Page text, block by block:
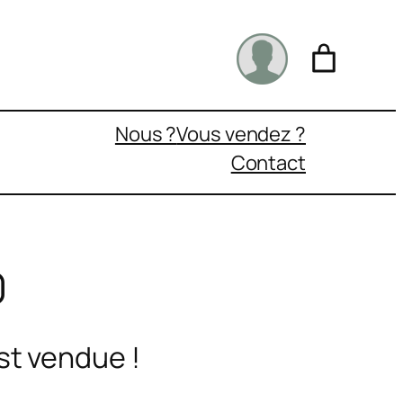
Nous ?Vous vendez ?
Contact
vendue !